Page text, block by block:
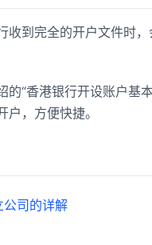
到完全的开户文件时，
“香港银行开设账户基
户，方便快捷。
公司的详解